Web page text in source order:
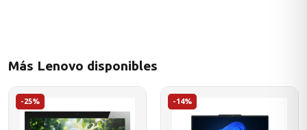
Más Lenovo disponibles
-25% -14%